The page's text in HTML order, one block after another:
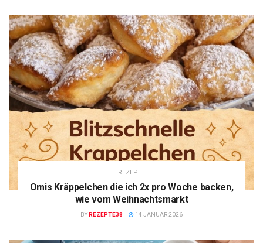
REZEPTE
Omis Kräppelchen die ich 2x pro Woche backen,
wie vom Weihnachtsmarkt
BY REZEPTE38 14 JANUAR 2026